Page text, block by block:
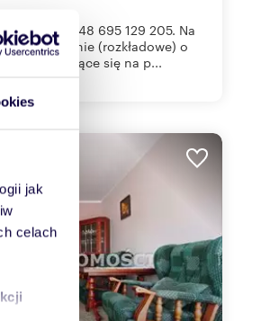
jak
celach
NUMEREM +48 695 129 205. Na
mieszkanie (rozkładowe) o
m2 znajdujące się na p...